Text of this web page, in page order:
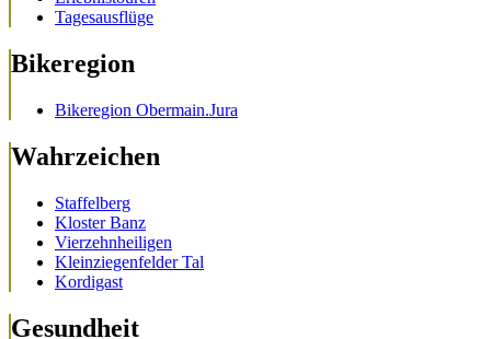
Tagesausflüge
Bikeregion
Bikeregion Obermain.Jura
Wahrzeichen
Staffelberg
Kloster Banz
Vierzehnheiligen
Kleinziegenfelder Tal
Kordigast
Gesundheit